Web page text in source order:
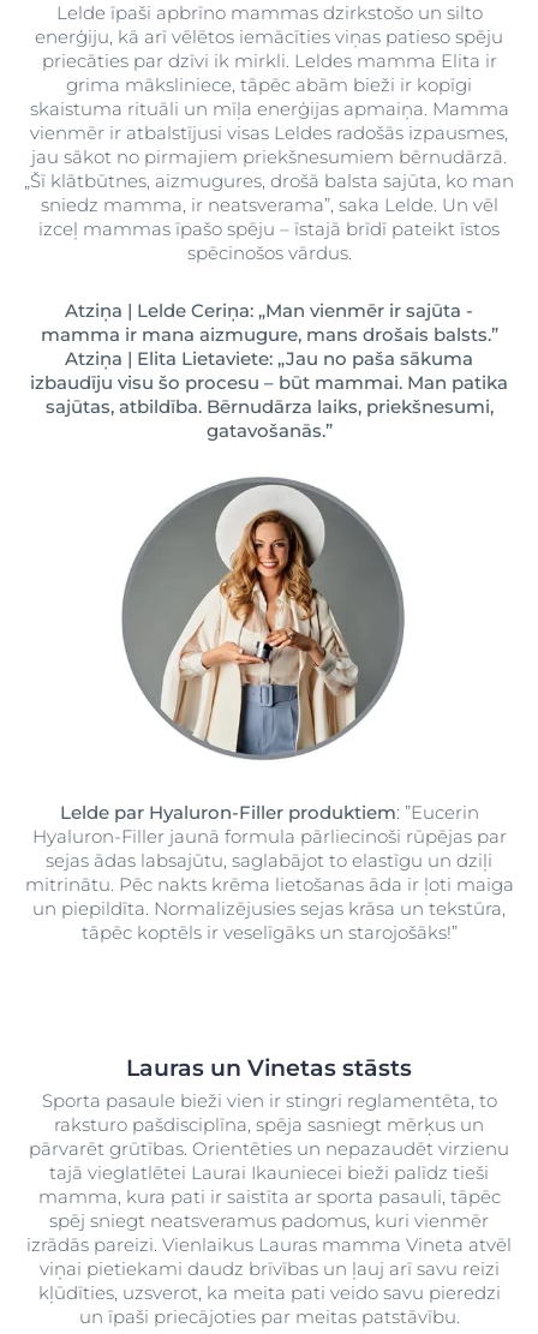
Lelde īpaši apbrīno mammas dzirkstošo un silto
enerģiju, kā arī vēlētos iemācīties viņas patieso spēju
priecāties par dzīvi ik mirkli. Leldes mamma Elita ir
grima māksliniece, tāpēc abām bieži ir kopīgi
skaistuma rituāli un mīļa enerģijas apmaiņa. Mamma
vienmēr ir atbalstījusi visas Leldes radošās izpausmes,
jau sākot no pirmajiem priekšnesumiem bērnudārzā.
„Šī klātbūtnes, aizmugures, drošā balsta sajūta, ko man
sniedz mamma, ir neatsverama”, saka Lelde. Un vēl
izceļ mammas īpašo spēju – īstajā brīdī pateikt īstos
spēcinošos vārdus.
Atziņa | Lelde Ceriņa: „Man vienmēr ir sajūta -
mamma ir mana aizmugure, mans drošais balsts.”
Atziņa | Elita Lietaviete: „Jau no paša sākuma
izbaudīju visu šo procesu – būt mammai. Man patika
sajūtas, atbildība. Bērnudārza laiks, priekšnesumi,
gatavošanās.”
Lelde par Hyaluron-Filler produktiem: ”Eucerin
Hyaluron-Filler jaunā formula pārliecinoši rūpējas par
sejas ādas labsajūtu, saglabājot to elastīgu un dziļi
mitrinātu. Pēc nakts krēma lietošanas āda ir ļoti maiga
un piepildīta. Normalizējusies sejas krāsa un tekstūra,
tāpēc koptēls ir veselīgāks un starojošāks!”
Lauras un Vinetas stāsts
Sporta pasaule bieži vien ir stingri reglamentēta, to
raksturo pašdisciplīna, spēja sasniegt mērķus un
pārvarēt grūtības. Orientēties un nepazaudēt virzienu
tajā vieglatlētei Laurai Ikauniecei bieži palīdz tieši
mamma, kura pati ir saistīta ar sporta pasauli, tāpēc
spēj sniegt neatsveramus padomus, kuri vienmēr
izrādās pareizi. Vienlaikus Lauras mamma Vineta atvēl
viņai pietiekami daudz brīvības un ļauj arī savu reizi
kļūdīties, uzsverot, ka meita pati veido savu pieredzi
un īpaši priecājoties par meitas patstāvību.